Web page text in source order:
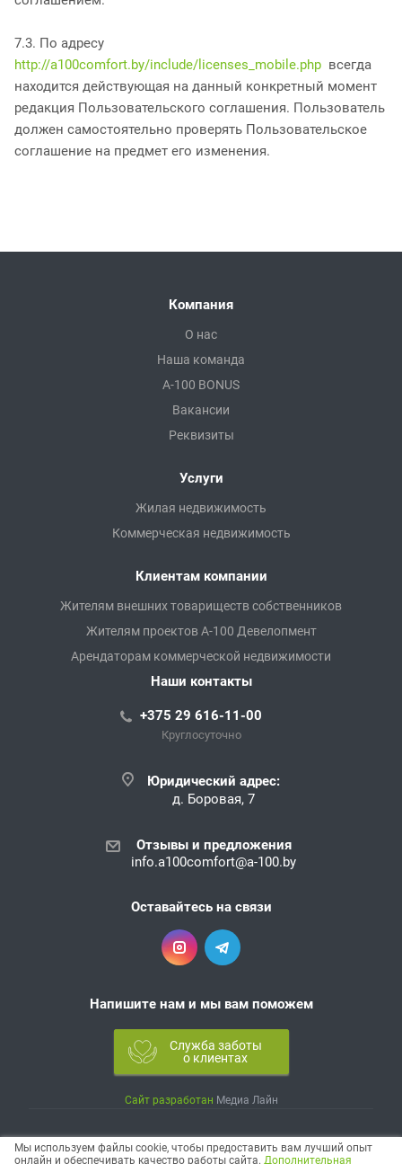
Мы используем файлы cookie, чтобы предоставить вам лучший опыт
онлайн и обеспечивать качество работы сайта. Дополнительная
7.3. По адресу
http://a100comfort.by/include/licenses_mobile.php всегда
находится действующая на данный конкретный момент
редакция Пользовательского соглашения. Пользователь
должен самостоятельно проверять Пользовательское
соглашение на предмет его изменения.
Компания
О нас
Наша команда
A-100 BONUS
Вакансии
Реквизиты
Услуги
Жилая недвижимость
Коммерческая недвижимость
Клиентам компании
Жителям внешних товариществ собственников
Жителям проектов А-100 Девелопмент
Арендаторам коммерческой недвижимости
Наши контакты
+375 29 616-11-00
Круглосуточно
Юридический адрес:
д. Боровая, 7
Отзывы и предложения
info.a100comfort@a-100.by
Оставайтесь на связи
Напишите нам и мы вам поможем
Служба заботы
о клиентах
Сайт разработан Медиа Лайн
© 2026 Все права защищены.